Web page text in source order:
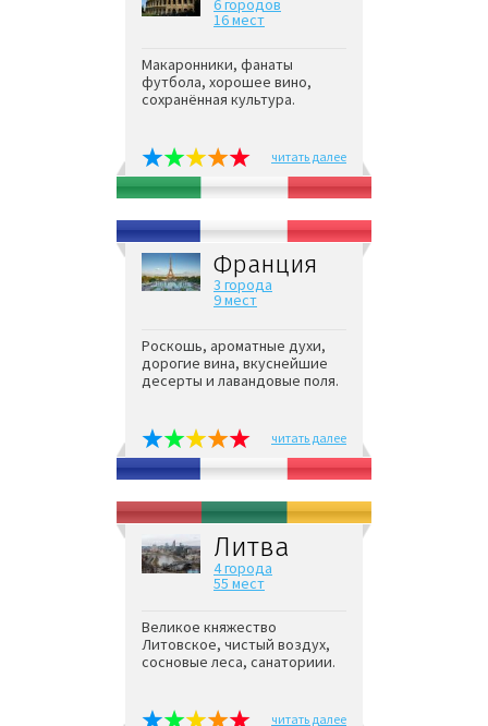
6 городов
16 мест
Макаронники, фанаты
футбола, хорошее вино,
сохранённая культура.
читать далее
Франция
3 города
9 мест
Роскошь, ароматные духи,
дорогие вина, вкуснейшие
десерты и лавандовые поля.
читать далее
Литва
4 города
55 мест
Великое княжество
Литовское, чистый воздух,
сосновые леса, санаториии.
читать далее